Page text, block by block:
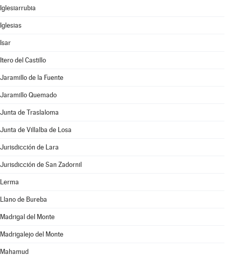
Iglesiarrubia
Iglesias
Isar
Itero del Castillo
Jaramillo de la Fuente
Jaramillo Quemado
Junta de Traslaloma
Junta de Villalba de Losa
Jurisdicción de Lara
Jurisdicción de San Zadornil
Lerma
Llano de Bureba
Madrigal del Monte
Madrigalejo del Monte
Mahamud